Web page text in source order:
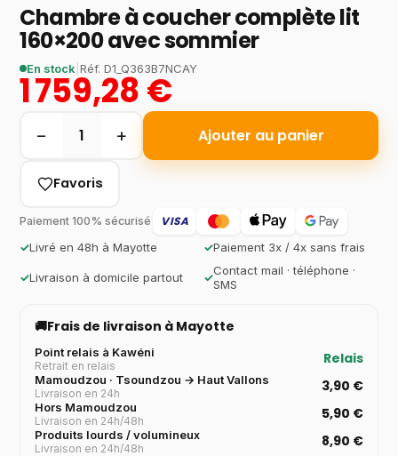
Chambre à coucher complète lit
160×200 avec sommier
En stock |Réf.D1_Q363B7NCAY
1 759,28 €
− 1 + Ajouter au panier
Favoris
Paiement 100% sécurisé VISA
✓Livré en 48h à Mayotte ✓Paiement 3x / 4x sans frais
✓Livraison à domicile partout ✓Contact mail · téléphone ·
SMS
🚚Frais de livraison à Mayotte
Point relais à Kawéni
Retrait en relais Relais
Mamoudzou · Tsoundzou → Haut Vallons
Livraison en 24h 3,90 €
Hors Mamoudzou
Livraison en 24h/48h 5,90 €
Produits lourds / volumineux
Livraison en 24h/48h 8,90 €